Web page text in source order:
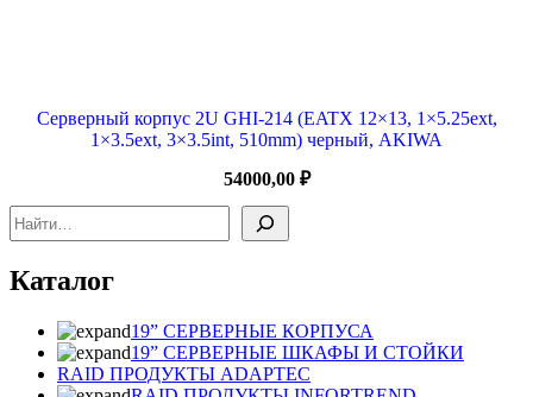
Серверный корпус 2U GHI-214 (EATX 12×13, 1×5.25ext,
1×3.5ext, 3×3.5int, 510mm) черный, AKIWA
54000,00 ₽
Поиск
Каталог
19” СЕРВЕРНЫЕ КОРПУСА
19” СЕРВЕРНЫЕ ШКАФЫ И СТОЙКИ
RAID ПРОДУКТЫ ADAPTEC